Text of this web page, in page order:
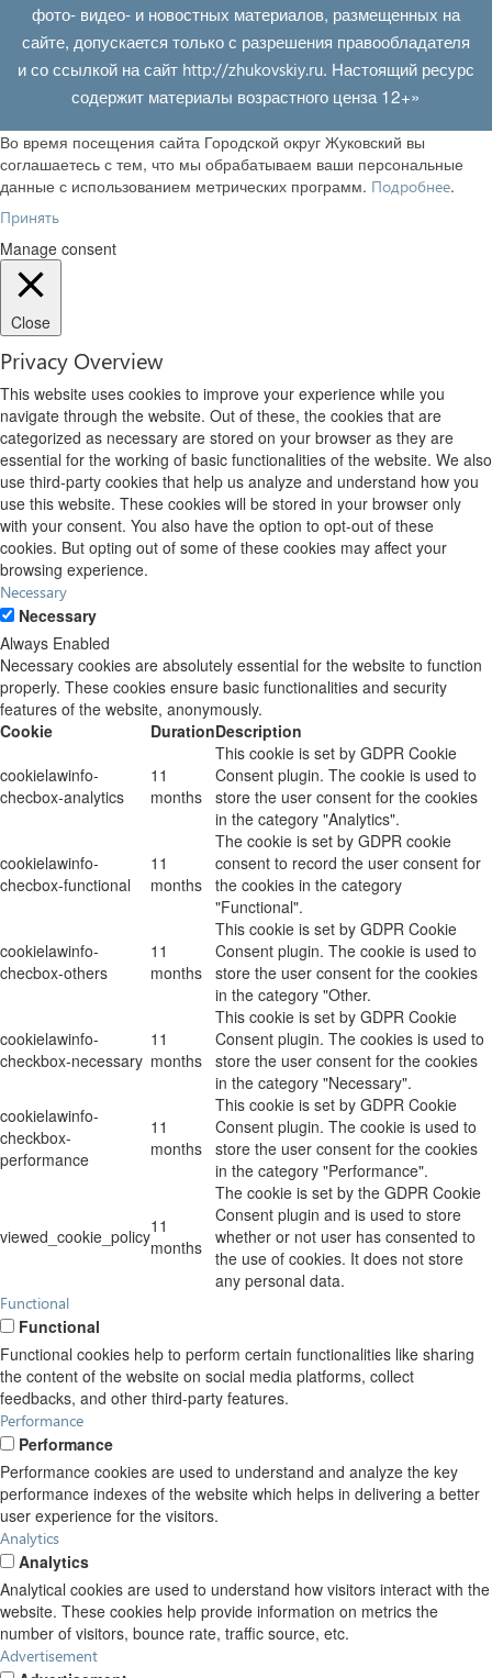
фото- видео- и новостных материалов, размещенных на
сайте, допускается только с разрешения правообладателя
и со ссылкой на сайт http://zhukovskiy.ru. Настоящий ресурс
содержит материалы возрастного ценза 12+»
Во время посещения сайта Городской округ Жуковский вы
соглашаетесь с тем, что мы обрабатываем ваши персональные
данные с использованием метрических программ. Подробнее.
Принять
Manage consent
Close
Privacy Overview
This website uses cookies to improve your experience while you
navigate through the website. Out of these, the cookies that are
categorized as necessary are stored on your browser as they are
essential for the working of basic functionalities of the website. We also
use third-party cookies that help us analyze and understand how you
use this website. These cookies will be stored in your browser only
with your consent. You also have the option to opt-out of these
cookies. But opting out of some of these cookies may affect your
browsing experience.
Necessary
Necessary
Always Enabled
Necessary cookies are absolutely essential for the website to function
properly. These cookies ensure basic functionalities and security
features of the website, anonymously.
Cookie
DurationDescription
cookielawinfo-
checbox-analytics
11
months
This cookie is set by GDPR Cookie
Consent plugin. The cookie is used to
store the user consent for the cookies
in the category "Analytics".
cookielawinfo-
checbox-functional
11
months
The cookie is set by GDPR cookie
consent to record the user consent for
the cookies in the category
"Functional".
cookielawinfo-
checbox-others
11
months
This cookie is set by GDPR Cookie
Consent plugin. The cookie is used to
store the user consent for the cookies
in the category "Other.
cookielawinfo-
checkbox-necessary
11
months
This cookie is set by GDPR Cookie
Consent plugin. The cookies is used to
store the user consent for the cookies
in the category "Necessary".
cookielawinfo-
checkbox-
performance
11
months
This cookie is set by GDPR Cookie
Consent plugin. The cookie is used to
store the user consent for the cookies
in the category "Performance".
viewed_cookie_policy11
months
The cookie is set by the GDPR Cookie
Consent plugin and is used to store
whether or not user has consented to
the use of cookies. It does not store
any personal data.
Functional
Functional
Functional cookies help to perform certain functionalities like sharing
the content of the website on social media platforms, collect
feedbacks, and other third-party features.
Performance
Performance
Performance cookies are used to understand and analyze the key
performance indexes of the website which helps in delivering a better
user experience for the visitors.
Analytics
Analytics
Analytical cookies are used to understand how visitors interact with the
website. These cookies help provide information on metrics the
number of visitors, bounce rate, traffic source, etc.
Advertisement